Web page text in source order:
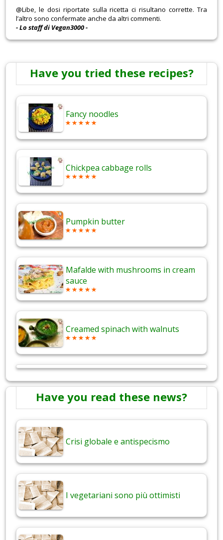
@Libe, le dosi riportate sulla ricetta ci risultano corrette. Tra
l’altro sono confermate anche da altri commenti.
- Lo staff di Vegan3000 -
Have you tried these recipes?
Fancy noodles
Chickpea cabbage rolls
Pumpkin butter
Mafalde with mushrooms in cream
sauce
Creamed spinach with walnuts
Have you read these news?
Crisi globale e antispecismo
I vegetariani sono più ottimisti